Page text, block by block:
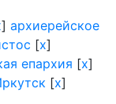
] архиерейское
[x]
епархия [x]
[x]